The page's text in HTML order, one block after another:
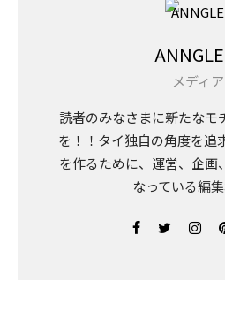
ANNGLE
メディア
読者のみなさまに新たなモ
を！！タイ独自の角度を追
を作るために、運営、企画
なっている編集